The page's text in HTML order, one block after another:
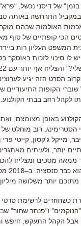
" של דיסני נכשל , "פרא"
התרחשה באותה
האולמות שבהם
קופתיים של סוף מאי
המשפט העליון רות ביידר
לו סיכוי לזכות באוסקר
?" והצליח אף יותר עם
הסרט הזה יגיע
הקופות
לקהל רחב בבתי הקולנוע
באופן מצומצם
ואת
הסטרימינג רוב מוחלט של
מייקל ג'קסון קייטי
יותר ולעיתים
ממאה מסכים ומצליח
כבר סנסציה ב–
2018
יותר משלושה
כשחוזרים לרשימת סרטי
"הנוקמים" ו"פנתר שחור"
אבל הקהל התעקש חיפש